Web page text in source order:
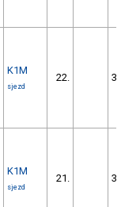
K1M
sjezd
22.
K1M
sjezd
21.